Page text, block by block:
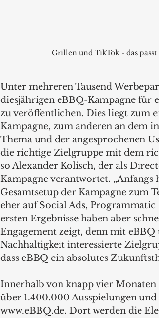
Grillen und TikTok - das
Unter mehreren Tausend
diesjährigen eBBQ-Kampagne für
zu veröffentlichen. Dies liegt zum
Kampagne, zum anderen an dem
Thema und der angesprochenen
die richtige Zielgruppe mit dem
so Alexander Kolisch, der als
Kampagne verantwortet.
Gesamtsetup der Kampagne zum
eher auf Social Ads,
ersten Ergebnisse haben aber
Engagement zeigt, denn mit
Nachhaltigkeit interessierte
dass eBBQ ein absolutes
Innerhalb von knapp vier
über 1.400.000 Ausspielungen
www.eBBQ.de. Dort werden die